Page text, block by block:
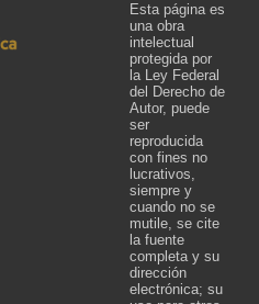
Esta página es
una obra
intelectual
protegida por
la Ley Federal
del Derecho de
Autor, puede
ser
reproducida
con fines no
lucrativos,
siempre y
cuando no se
mutile, se cite
la fuente
completa y su
dirección
electrónica; su